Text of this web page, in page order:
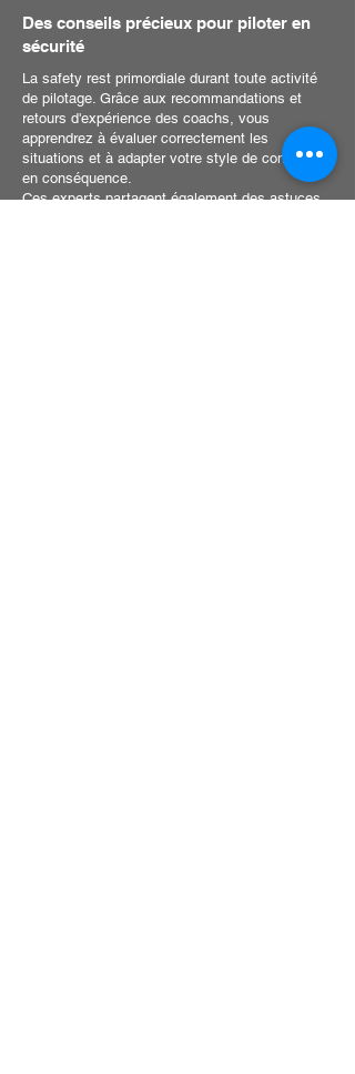
Des conseils précieux pour piloter en
sécurité
La safety rest primordiale durant toute activité
de pilotage. Grâce aux recommandations et
retours d'expérience des coachs, vous
apprendrez à évaluer correctement les
situations et à adapter votre style de conduite
en conséquence.
Ces experts partagent également des astuces